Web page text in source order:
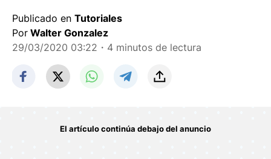
Publicado en Tutoriales
Por Walter Gonzalez
29/03/2020 03:22 ・4 minutos de lectura